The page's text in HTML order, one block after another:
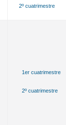
2º cuatrimestre
1er cuatrimestre
2º cuatrimestre